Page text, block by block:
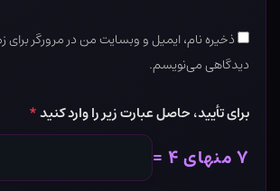
ذخیره نام، ایمیل و وبسایت من در مرورگر برای
دیدگاهی می‌نویسم.
برای تأیید، حاصل عبارت زیر را وارد کنید*
۷ منهای ۴ =